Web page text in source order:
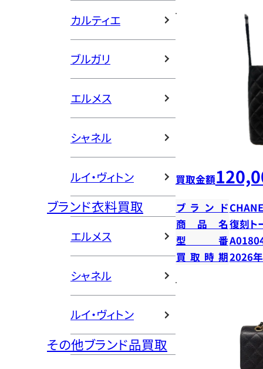
カルティエ
ブルガリ
エルメス
シャネル
ルイ・ヴィトン
ブランド衣料買取
エルメス
シャネル
ルイ・ヴィトン
その他ブランド品買取
買取金額
ブランド
商品名復刻ト
型番
買取時期2026